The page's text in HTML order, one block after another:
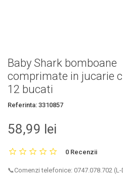
Baby Shark bomboane
comprimate in jucarie
12 bucati
Referinta: 3310857
58,99 lei
0 Recenzii
📞Comenzi telefonice: 0747.078.702 (L-